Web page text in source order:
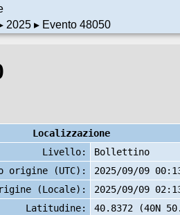
2025▸ Evento 48050
Localizzazione
Livello:
Bollettino
origine (UTC):
2025/09/09
(Locale):
2025/09/09
Latitudine:
40.8372 (40N